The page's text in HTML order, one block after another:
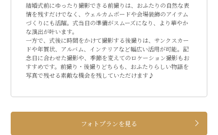
結婚式前にゆったり撮影できる前撮りは、おふたりの自然な表
情を残すだけでなく、ウェルカムボードや会場装飾のアイテム
づくりにも活躍。式当日の準備がスムーズになり、より華やか
な演出が叶います。
一方で、式後に時間をかけて撮影する後撮りは、サンクスカー
ドや年賀状、アルバム、インテリアなど幅広い活用が可能。記
念日に合わせた撮影や、季節を変えてのロケーション撮影もお
すすめです。前撮り・後撮りどちらも、おふたりらしい物語を
写真で残せる素敵な機会を残していただけます♪
フォトプランを見る